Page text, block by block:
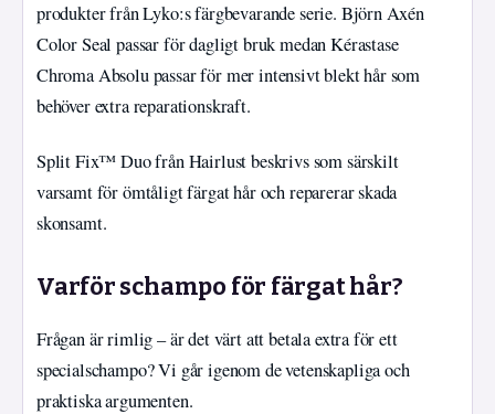
produkter från Lyko:s färgbevarande serie. Björn Axén
Color Seal passar för dagligt bruk medan Kérastase
Chroma Absolu passar för mer intensivt blekt hår som
behöver extra reparationskraft.
Split Fix™ Duo från Hairlust beskrivs som särskilt
varsamt för ömtåligt färgat hår och reparerar skada
skonsamt.
Varför schampo för färgat hår?
Frågan är rimlig – är det värt att betala extra för ett
specialschampo? Vi går igenom de vetenskapliga och
praktiska argumenten.